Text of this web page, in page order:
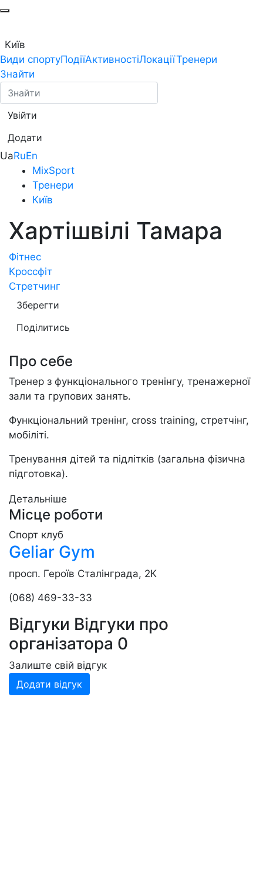
Київ
Види спортуПодіїАктивностіЛокаціїТренери
Знайти
Увійти
Додати
UaRuEn
MixSport
Тренери
Київ
Хартішвілі Тамара
Фітнес
Кроссфіт
Стретчинг
Зберегти
Поділитись
Про себе
Тренер з функціонального тренінгу, тренажерної
зали та групових занять.
Функціональний тренінг, cross training, стретчінг,
мобіліті.
Тренування дітей та підлітків (загальна фізична
підготовка).
Учасниця українських турнірів з функціонального
тренінгу. Вища освіта - НАУ.
Детальніше
Місце роботи
Спорт клуб
Geliar Gym
просп. Героїв Сталінграда, 2К
(068) 469-33-33
Відгуки Відгуки про
організатора 0
Залиште свій відгук
Додати відгук